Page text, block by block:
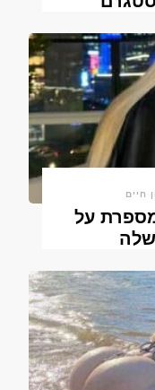
חיים
מספרת על